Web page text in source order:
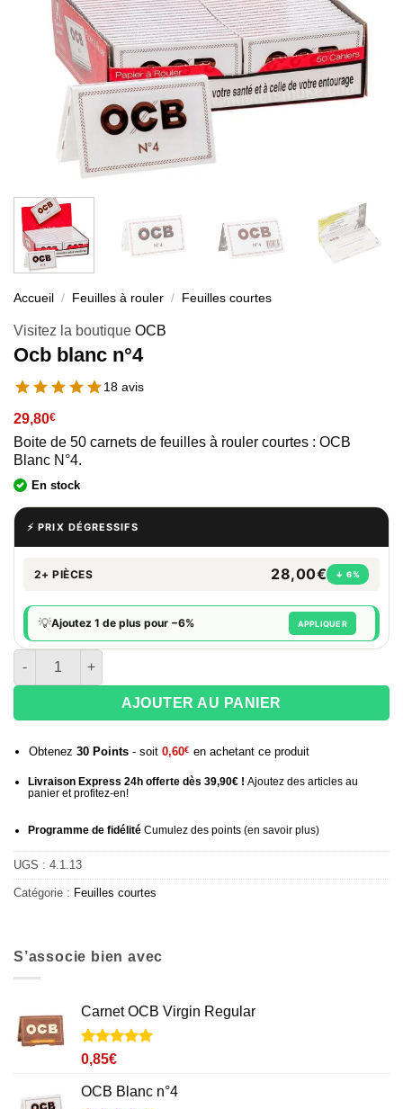
Accueil / Feuilles à rouler / Feuilles courtes
Visitez la boutique OCB
Ocb blanc n°4
18 avis
29,80€
Boite de 50 carnets de feuilles à rouler courtes : OCB
Blanc N°4.
En stock
⚡ PRIX DÉGRESSIFS
2+ PIÈCES 28,00€ ↓ 6%
💡Ajoutez 1 de plus pour −6% APPLIQUER
quantité de Ocb blanc n°4
AJOUTER AU PANIER
Obtenez 30Points- soit 0,60€ en achetant ce produit
Livraison Express 24h offerte dès 39,90€ ! Ajoutez des articles au
panier et profitez-en!
Programme de fidélitéCumulez des points (en savoir plus)
UGS : 4.1.13
Catégorie : Feuilles courtes
S’associe bien avec
Carnet OCB Virgin Regular
Noté5
9
notations
client
0,85€
OCB Blanc n°4